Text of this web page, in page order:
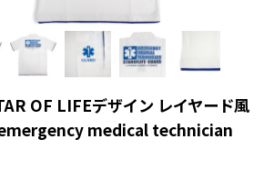
OF LIFEデザイン レイヤード風
emergency medical technician